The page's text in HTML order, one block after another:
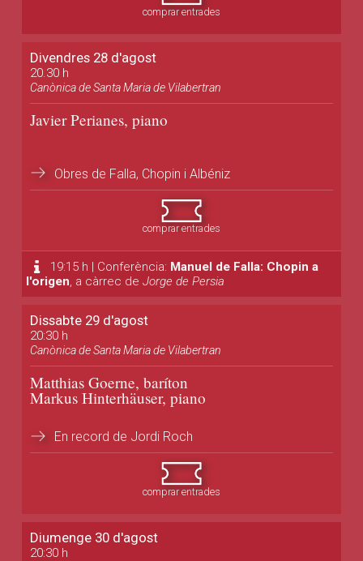
comprar entrades
Divendres 28 d'agost
20.30 h
Canònica de Santa Maria de Vilabertran
Javier Perianes, piano
Obres de Falla, Chopin i Albéniz
comprar entrades
19:15 h | Conferència: Manuel de Falla: Chopin a
l'origen, a càrrec de Jorge de Persia
Dissabte 29 d'agost
20:30 h
Canònica de Santa Maria de Vilabertran
Matthias Goerne, baríton
Markus Hinterhäuser, piano
En record de Jordi Roch
comprar entrades
Diumenge 30 d'agost
20:30 h